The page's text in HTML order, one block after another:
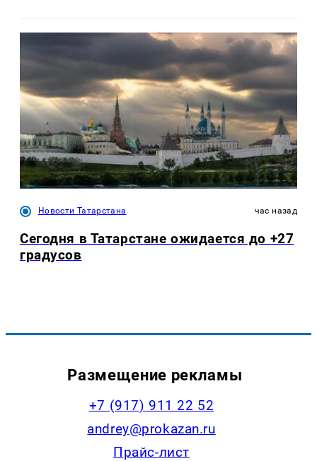
Новости Татарстана час назад
Сегодня в Татарстане ожидается до +27
градусов
Размещение рекламы
+7 (917) 911 22 52
andrey@prokazan.ru
Прайс-лист